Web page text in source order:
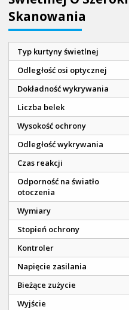
Skanowania
Typ kurtyny świetlnej
Odległość osi optycznej
Dokładność wykrywania
Liczba belek
Wysokość ochrony
Odległość wykrywania
Czas reakcji
Odporność na światło
otoczenia
Wymiary
Stopień ochrony
Kontroler
Napięcie zasilania
Bieżące zużycie
Wyjście